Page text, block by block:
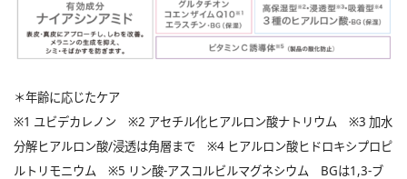
＊年齢に応じたケア
※1 ユビデカレノン ※2 アセチル化ヒアルロン酸ナトリウム ※3 加水
分解ヒアルロン酸/浸透は角層まで ※4 ヒアルロン酸ヒドロキシプロピ
ルトリモニウム ※5 リン酸-アスコルビルマグネシウム BGは1,3-ブ